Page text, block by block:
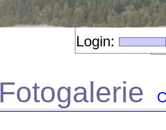
Login:
Fotogalerie